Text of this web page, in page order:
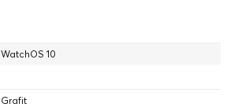
WatchOS 10
Grafit